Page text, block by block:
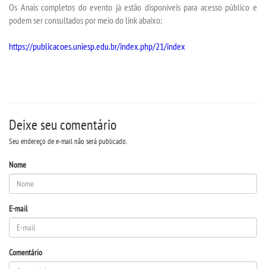
WEBMAIL
PORTAL DE PROFESSORES/ACADÊMICO
UNIESP
CONTATO
Os Anais completos do evento já estão disponíveis para acesso público e
podem ser consultados por meio do link abaixo:
https://publicacoes.uniesp.edu.br/index.php/21/index
Deixe seu comentário
Seu endereço de e-mail não será publicado.
Nome
E-mail
Comentário